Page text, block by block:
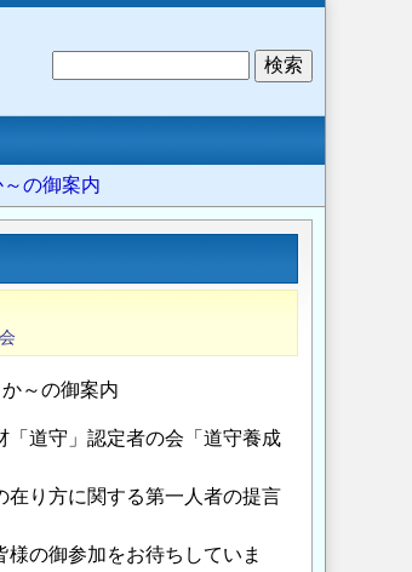
の御案内
～の御案内
道守」認定者の会「道守養成
り方に関する第一人者の提言
の御参加をお待ちしていま